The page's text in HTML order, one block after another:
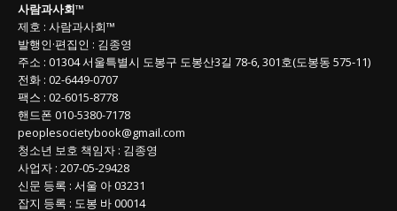
목
록
사람과사회™
제호 : 사람과사회™
발행인·편집인 : 김종영
주소 : 01304서울특별시 도봉구 도봉산3길 78-6, 301호(도봉동 575-11)
전화 : 02-6449-0707
팩스 : 02-6015-8778
핸드폰 010-5380-7178
peoplesocietybook@gmail.com
청소년 보호 책임자 : 김종영
사업자 : 207-05-29428
신문 등록 : 서울 아 03231
잡지 등록 : 도봉 바 00014